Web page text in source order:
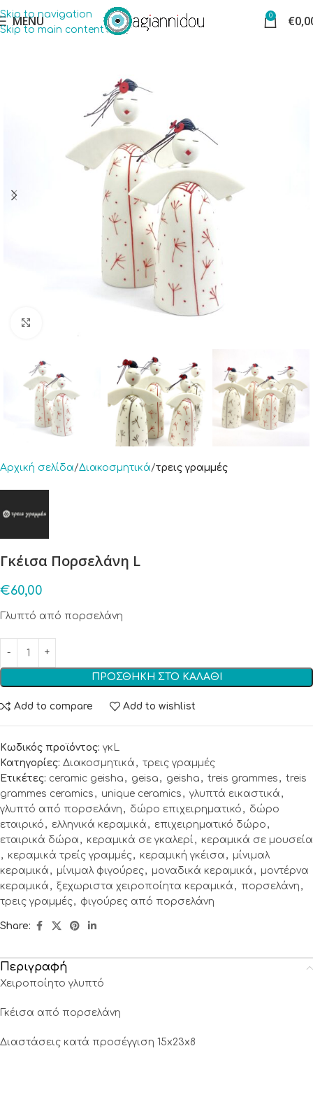
Skip to navigation
Skip to main content
MENU 0 €
Αρχική σελίδα Διακοσμητικά τρεις γραμμές
Γκέισα Πορσελάνη L
€60,00
Γλυπτό από πορσελάνη
ΠΡΟΣΘΉΚΗ ΣΤΟ ΚΑΛΆΘΙ
Add to compare Add to wishlist
Κωδικός προϊόντος: γκL
Κατηγορίες: Διακοσμητικά , τρεις γραμμές
Ετικέτες: ceramic geisha , geisa , geisha , treis grammes , treis
grammes ceramics , unique ceramics , γλυπτά εικαστικά ,
γλυπτό από πορσελάνη , δώρο επιχειρηματικό , δώρο
εταιρικό , ελληνικά κεραμικά , επιχειρηματικό δώρο ,
εταιρικά δώρα , κεραμικά σε γκαλερί, κεραμικά σε μουσεία
, κεραμικά τρείς γραμμές, κεραμική γκέισα , μίνιμαλ
κεραμικά , μίνιμαλ φιγούρες, μοναδικά κεραμικά , μοντέρνα
κεραμικά , ξεχωριστα χειροποίητα κεραμικά , πορσελάνη ,
τρεις γραμμές, φιγούρες από πορσελάνη
Share:
Περιγραφή
Χειροποίητο γλυπτό
Γκέισα από πορσελάνη
Διαστάσεις κατά προσέγγιση 15x23x8